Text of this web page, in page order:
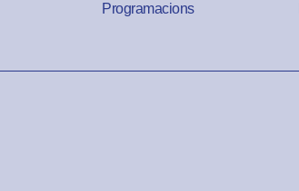
Programacions